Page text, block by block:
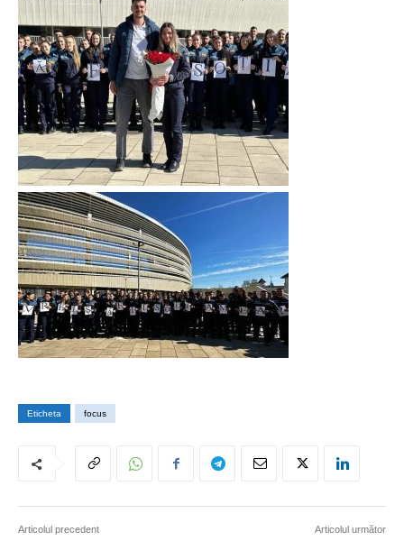
Eticheta focus
Articolul precedent Articolul următor